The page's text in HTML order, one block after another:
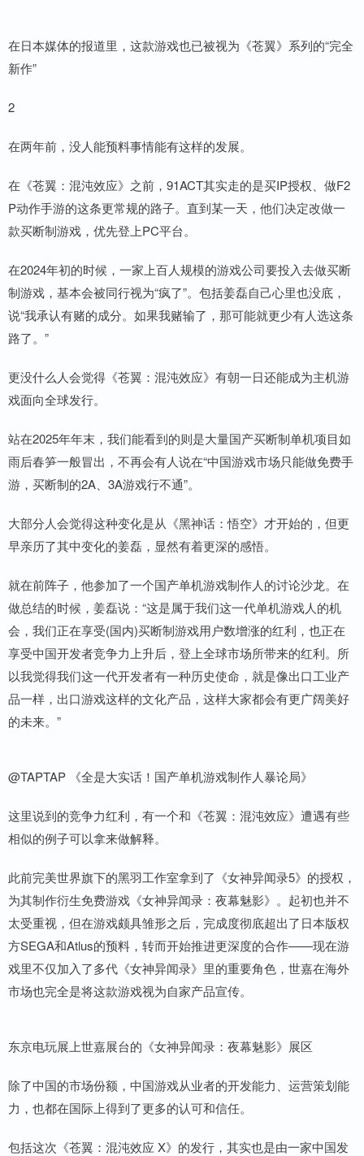
在日本媒体的报道里，这款游戏也已被视为《苍翼》系列的“完全
新作”
2
在两年前，没人能预料事情能有这样的发展。
在《苍翼：混沌效应》之前，91ACT其实走的是买IP授权、做F2
P动作手游的这条更常规的路子。直到某一天，他们决定改做一
款买断制游戏，优先登上PC平台。
在2024年初的时候，一家上百人规模的游戏公司要投入去做买断
制游戏，基本会被同行视为“疯了”。包括姜磊自己心里也没底，
说“我承认有赌的成分。如果我赌输了，那可能就更少有人选这条
路了。”
更没什么人会觉得《苍翼：混沌效应》有朝一日还能成为主机游
戏面向全球发行。
站在2025年年末，我们能看到的则是大量国产买断制单机项目如
雨后春笋一般冒出，不再会有人说在“中国游戏市场只能做免费手
游，买断制的2A、3A游戏行不通”。
大部分人会觉得这种变化是从《黑神话：悟空》才开始的，但更
早亲历了其中变化的姜磊，显然有着更深的感悟。
就在前阵子，他参加了一个国产单机游戏制作人的讨论沙龙。在
做总结的时候，姜磊说：“这是属于我们这一代单机游戏人的机
会，我们正在享受(国内)买断制游戏用户数增涨的红利，也正在
享受中国开发者竞争力上升后，登上全球市场所带来的红利。所
以我觉得我们这一代开发者有一种历史使命，就是像出口工业产
品一样，出口游戏这样的文化产品，这样大家都会有更广阔美好
的未来。”
@TAPTAP 《全是大实话！国产单机游戏制作人暴论局》
这里说到的竞争力红利，有一个和《苍翼：混沌效应》遭遇有些
相似的例子可以拿来做解释。
此前完美世界旗下的黑羽工作室拿到了《女神异闻录5》的授权，
为其制作衍生免费游戏《女神异闻录：夜幕魅影》。起初也并不
太受重视，但在游戏颇具雏形之后，完成度彻底超出了日本版权
方SEGA和Atlus的预料，转而开始推进更深度的合作——现在游
戏里不仅加入了多代《女神异闻录》里的重要角色，世嘉在海外
市场也完全是将这款游戏视为自家产品宣传。
东京电玩展上世嘉展台的《女神异闻录：夜幕魅影》展区
除了中国的市场份额，中国游戏从业者的开发能力、运营策划能
力，也都在国际上得到了更多的认可和信任。
包括这次《苍翼：混沌效应 X》的发行，其实也是由一家中国发